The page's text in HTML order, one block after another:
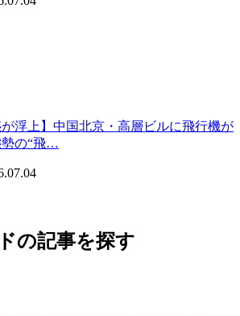
が浮上】中国北京・高層ビルに飛行機が
の“飛…
の記事を探す